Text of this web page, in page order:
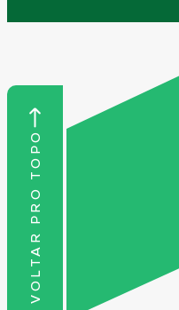
VOLTAR PRO TOPO